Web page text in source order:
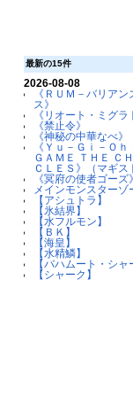
最新の15件
2026-08-08
《ＲＵＭ－バリアン
ス》
《リオート・ミグラ
《禁止令》
《神秘の中華なべ》
《Ｙｕ－Ｇｉ－Ｏｈ
ＧＡＭＥ ＴＨＥ Ｃ
ＣＬＥＳ》（マギス
《冥府の使者ゴーズ》
メインモンスターゾ
【アシュトラ】
【氷結界】
【水フルモン】
【ＢＫ】
【海皇】
【水精鱗】
【バハムート・シャ
【シャーク】